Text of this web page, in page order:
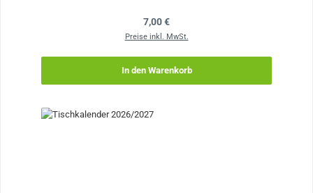
Regulärer Preis:
7,00 €
Preise inkl. MwSt.
In den Warenkorb